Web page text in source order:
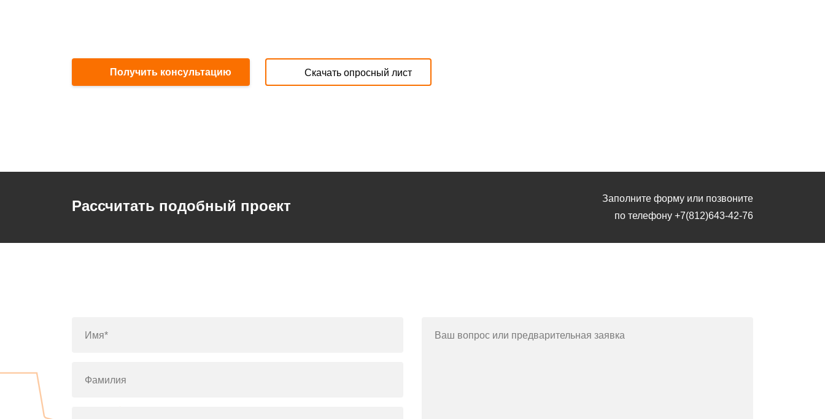
Получить консультацию Скачать опросный лист
Рассчитать подобный проект
Заполните форму или позвоните
по телефону +7(812)643-42-76
Имя*
Фамилия
Ваш вопрос или предварительная заявка